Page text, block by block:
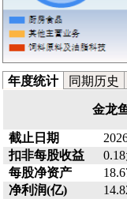
年度统计 同期历史
金龙
截止日期
扣非每股收益
每股净资产
净利润(亿)